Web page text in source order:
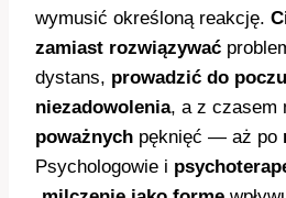
wymusić określoną reakcję.
zamiast rozwiązywać
dystans, prowadzić do
niezadowolenia, a z czasem
poważnych pęknięć — aż po
Psychologowie i